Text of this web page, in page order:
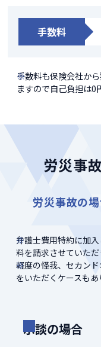
手数料
手数料も保険会社か
ますので自己負担は0
労災事
労災事故の
弁護士費用特約に加
料を請求させていただ
軽度の怪我、セカン
をいただくケースも
示談の場合